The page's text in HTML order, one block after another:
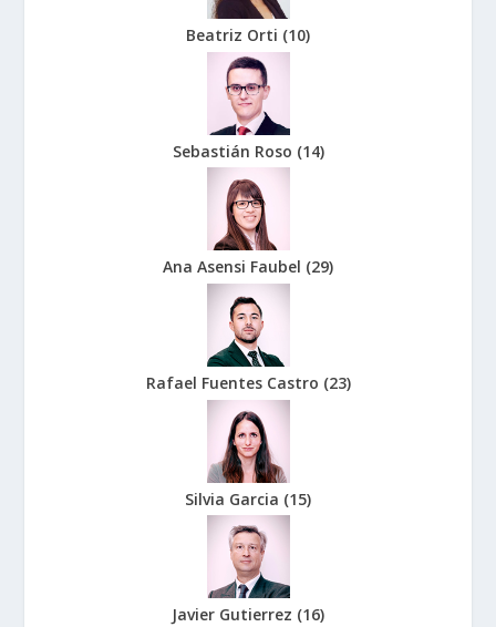
Beatriz Orti (10)
Sebastián Roso (14)
Ana Asensi Faubel (29)
Rafael Fuentes Castro (23)
Silvia Garcia (15)
Javier Gutierrez (16)